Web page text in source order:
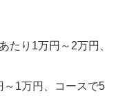
たり1万円～2万円、
～1万円、コースで5